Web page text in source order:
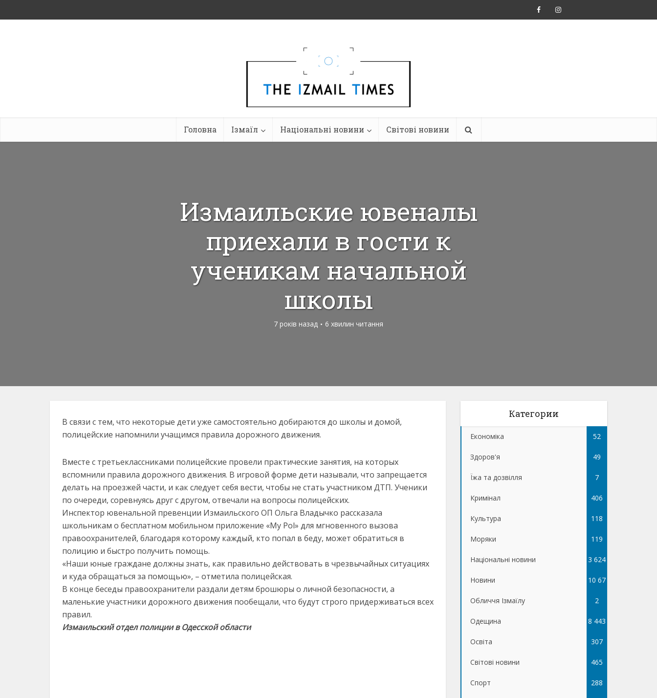
Головна Ізмаїл Національні новини Світові новини
Измаильские ювеналы
приехали в гости к
ученикам начальной
школы
7 років назад 6 хвилин читання
В связи с тем, что некоторые дети уже самостоятельно добираются до школы и домой,
полицейские напомнили учащимся правила дорожного движения.
Вместе с третьеклассниками полицейские провели практические занятия, на которых
вспомнили правила дорожного движения. В игровой форме дети называли, что запрещается
делать на проезжей части, и как следует себя вести, чтобы не стать участником ДТП. Ученики
по очереди, соревнуясь друг с другом, отвечали на вопросы полицейских.
Инспектор ювенальной превенции Измаильского ОП Ольга Владычко рассказала
школьникам о бесплатном мобильном приложение «My Pol» для мгновенного вызова
правоохранителей, благодаря которому каждый, кто попал в беду, может обратиться в
полицию и быстро получить помощь.
«Наши юные граждане должны знать, как правильно действовать в чрезвычайных ситуациях
и куда обращаться за помощью», – отметила полицейская.
В конце беседы правоохранители раздали детям брошюры о личной безопасности, а
маленькие участники дорожного движения пообещали, что будут строго придерживаться всех
правил.
Измаильский отдел полиции в Одесской области
Категории
Економіка 52
Здоров'я 49
Їжа та дозвілля 7
Кримінал 406
Культура 118
Моряки 119
Національні новини 3 624
Новини 10 67
5
Обличчя Ізмаїлу 2
Одещина 8 443
Освіта 307
Світові новини 465
Спорт 288